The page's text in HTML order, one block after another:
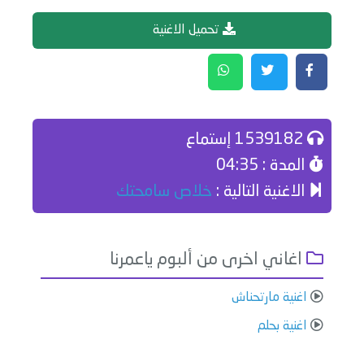
تحميل الاغنية
المدة : 04:35
الاغنية التالية : خلاص سامحتك
اغاني اخرى من ألبوم ياعمرنا
اغنية مارتحناش
اغنية بحلم